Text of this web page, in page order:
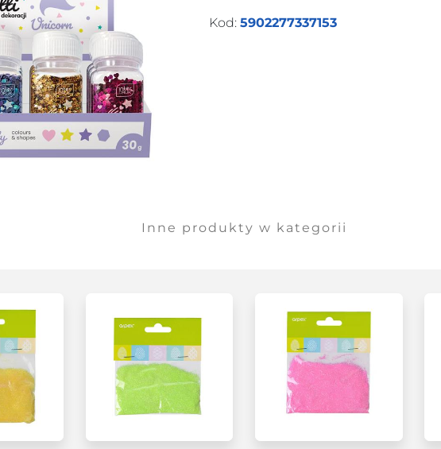
Kod: 5902277337153
Inne produkty w kategorii